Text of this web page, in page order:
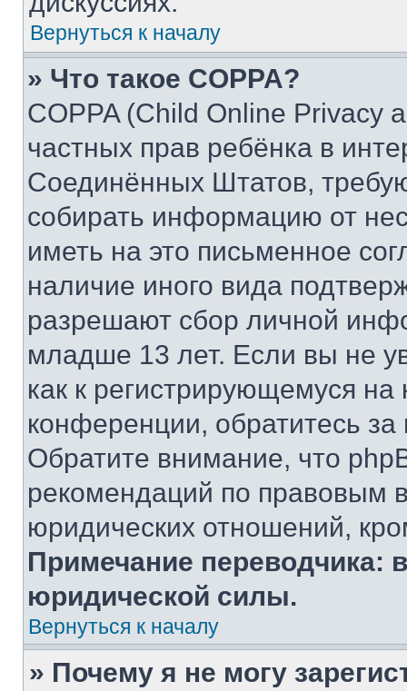
Вернуться к началу
» Что такое COPPA?
COPPA (Child Online Privacy
частных прав ребёнка в
Соединённых Штатов,
собирать информацию от
иметь на это письменное
наличие иного вида
разрешают сбор личной
младше 13 лет. Если вы не
как к регистрирующемуся
конференции, обратитесь
Обратите внимание, что
рекомендаций по правовым
юридических отношений,
Примечание переводчика:
юридической силы.
Вернуться к началу
» Почему я не могу